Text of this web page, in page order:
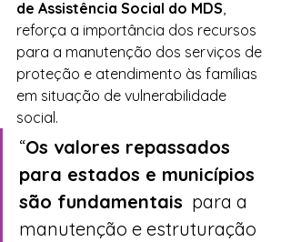
de Assistência Social do MDS,
reforça a importância dos recursos
para a manutenção dos serviços de
proteção e atendimento às famílias
em situação de vulnerabilidade
social.
“Os valores repassados
para estados e municípios
são fundamentais
  para a
manutenção e estruturação